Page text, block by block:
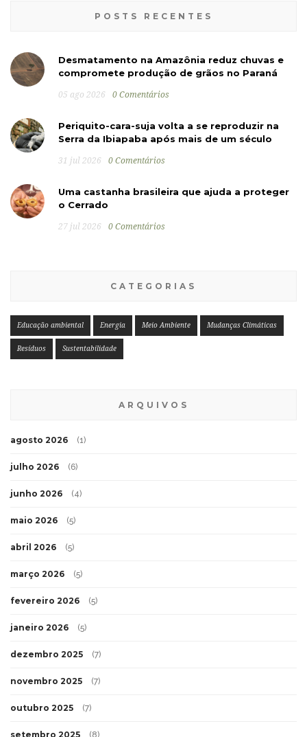
POSTS RECENTES
Desmatamento na Amazônia reduz chuvas e
compromete produção de grãos no Paraná
05 ago 2026 0 Comentários
Periquito-cara-suja volta a se reproduzir na
Serra da Ibiapaba após mais de um século
31 jul 2026 0 Comentários
Uma castanha brasileira que ajuda a proteger
o Cerrado
27 jul 2026 0 Comentários
CATEGORIAS
Educação ambiental Energia Meio Ambiente Mudanças Climáticas
Resíduos Sustentabilidade
ARQUIVOS
agosto 2026 (1)
julho 2026 (6)
junho 2026 (4)
maio 2026 (5)
abril 2026 (5)
março 2026 (5)
fevereiro 2026 (5)
janeiro 2026 (5)
dezembro 2025 (7)
novembro 2025 (7)
outubro 2025 (7)
setembro 2025 (8)